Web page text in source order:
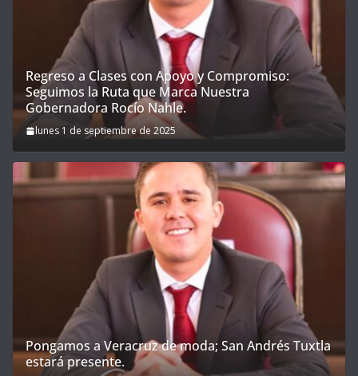
Regreso a Clases con Apoyo y Compromiso:
Seguimos la Ruta que Marca Nuestra
Gobernadora Rocío Nahle.
lunes 1 de septiembre de 2025
Pongamos a Veracruz de moda; San Andrés Tuxtla
estará presente.